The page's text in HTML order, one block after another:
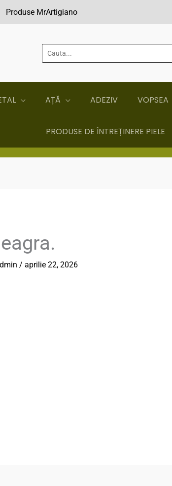
Produse MrArtigiano
Cauta...
AȚĂ ADEZIV VOPSEA
PRODUSE DE ÎNTREȚINERE PIELE
/ aprilie 22, 2026